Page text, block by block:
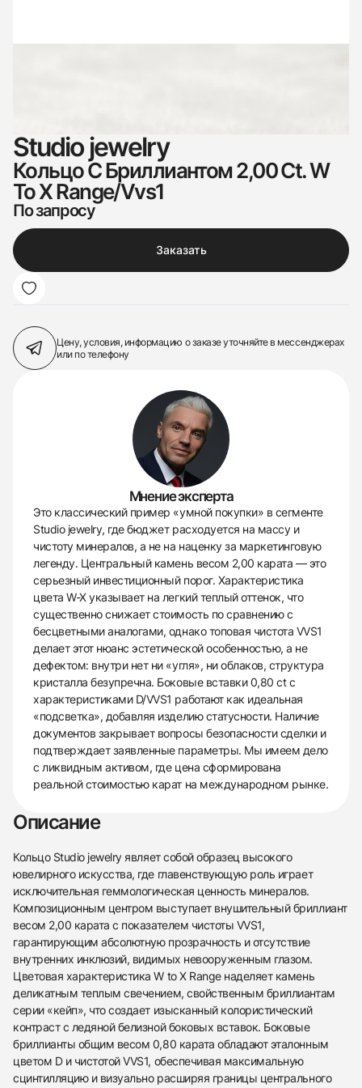
Studio jewelry
Кольцо С Бриллиантом 2,00 Ct. W
To X Range/Vvs1
По запросу
Заказать
Цену, условия, информацию о заказеуточняйте в мессенджерах
или по телефону
Мнение эксперта
Это классический пример «умной покупки» в сегменте
Studio jewelry, где бюджет расходуется на массу и
чистоту минералов, а не на наценку за маркетинговую
легенду. Центральный камень весом 2,00 карата — это
серьезный инвестиционный порог. Характеристика
цвета W-X указывает на легкий теплый оттенок, что
существенно снижает стоимость по сравнению с
бесцветными аналогами, однако топовая чистота VVS1
делает этот нюанс эстетической особенностью, а не
дефектом: внутри нет ни «угля», ни облаков, структура
кристалла безупречна. Боковые вставки 0,80 ct с
характеристиками D/VVS1 работают как идеальная
«подсветка», добавляя изделию статусности. Наличие
документов закрывает вопросы безопасности сделки и
подтверждает заявленные параметры. Мы имеем дело
с ликвидным активом, где цена сформирована
реальной стоимостью карат на международном рынке.
Описание
Кольцо Studio jewelry являет собой образец высокого
ювелирного искусства, где главенствующую роль играет
исключительная геммологическая ценность минералов.
Композиционным центром выступает внушительный бриллиант
весом 2,00 карата с показателем чистоты VVS1,
гарантирующим абсолютную прозрачность и отсутствие
внутренних инклюзий, видимых невооруженным глазом.
Цветовая характеристика W to X Range наделяет камень
деликатным теплым свечением, свойственным бриллиантам
серии «кейп», что создает изысканный колористический
контраст с ледяной белизной боковых вставок. Боковые
бриллианты общим весом 0,80 карата обладают эталонным
цветом D и чистотой VVS1, обеспечивая максимальную
сцинтилляцию и визуально расширяя границы центрального